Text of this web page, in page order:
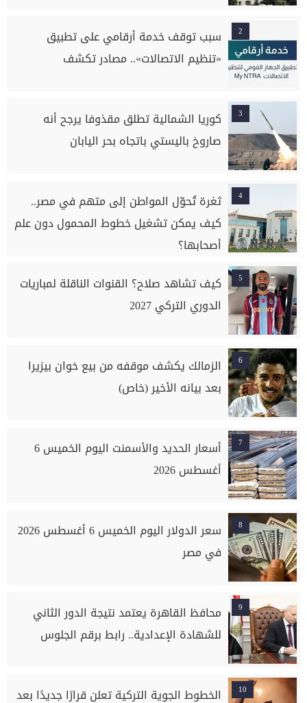
2
سبب توقف خدمة أرقامي على تطبيق
«تنظيم الاتصالات».. مصادر تكشف
3
كوريا الشمالية تطلق مقذوفا يرجح أنه
صاروخ باليستي باتجاه بحر اليابان
4
ثغرة تُحوّل المواطن إلى متهم في مصر..
كيف يمكن تشغيل خطوط المحمول دون علم
أصحابها؟
5
كيف تشاهد صلاح؟ القنوات الناقلة لمباريات
الدوري التركي 2027
6
الزمالك يكشف موقفه من بيع خوان بيزيرا
بعد بيانه الأخير (خاص)
7
أسعار الحديد والأسمنت اليوم الخميس 6
أغسطس 2026
8
سعر الدولار اليوم الخميس 6 أغسطس 2026
في مصر
9
محافظ القاهرة يعتمد نتيجة الدور الثاني
للشهادة الإعدادية.. رابط برقم الجلوس
10 الخطوط الجوية التركية تعلن قرارًا جديدًا بعد